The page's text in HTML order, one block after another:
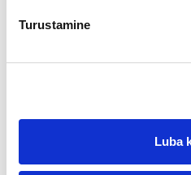
Turustamine
Luba
Yritykset etenevät
kasvuyrityksen joukkoon.
Kasvu Open Karnevaalissa.
Kasvupolun tuomaristo,
yrittäjät), Juha Rantanen
Tolvanen (Fennolaw), Aki